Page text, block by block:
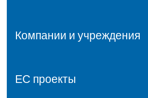
Компании и учреждения
ЕС проекты